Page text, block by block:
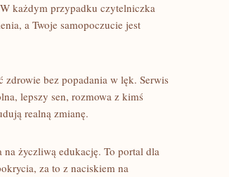
każdym przypadku czytelniczka
a Twoje samopoczucie jest
bez popadania w lęk. Serwis
lepszy sen, rozmowa z kimś
realną zmianę.
życzliwą edukację. To portal dla
za to z naciskiem na